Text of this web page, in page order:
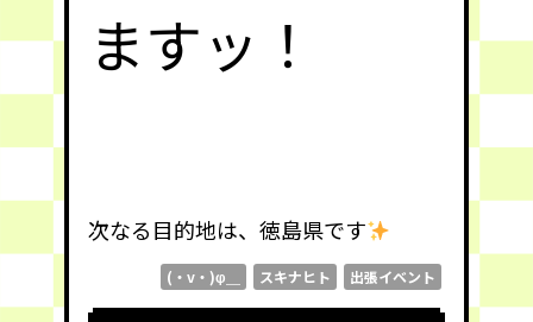
ますッ！
次なる目的地は、徳島県です
(・v・)φ＿ スキナヒト 出張イベント